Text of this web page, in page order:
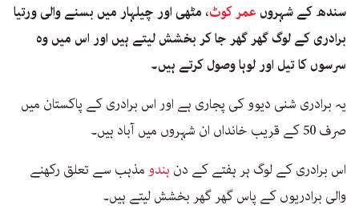
سندھ کے شہروں عمر کوٹ، مٹھی اور چیلہار میں بسنے والی ورتیا
برادری کے لوگ گھر گھر جا کر بخشش لیتے ہیں اور اس میں وہ
سرسوں کا تیل اور لوہا وصول کرتے ہیں۔
یہ برادری شنی دیوو کی پجاری ہے اور اس برادری کے پاکستان میں
صرف 50 کے قریب خانداں ان شہروں میں آباد ہیں۔
اس برادری کے لوگ ہر ہفتے کے دن ہندومذہب سے تعلق رکھنے
والی برادریوں کے پاس گھر گھر بخشش لیتے ہیں۔